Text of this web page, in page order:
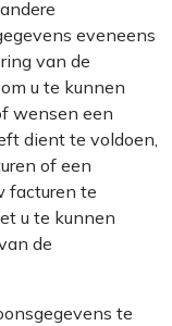
eveneens
van de
u te kunnen
wensen een
dient te voldoen,
of een
facturen te
u te kunnen
de
te